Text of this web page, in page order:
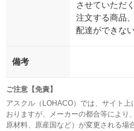
させていただ
注文する商品
配達ができな
備考
ご注意【免責】
アスクル（LOHACO）では、サイト
おりますが、メーカーの都合等により
原材料、原産国など）が変更される場